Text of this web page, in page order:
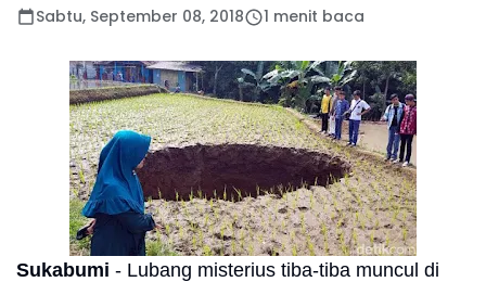
Sabtu, September 08, 2018 1 menit baca
Sukabumi - Lubang misterius tiba-tiba muncul di